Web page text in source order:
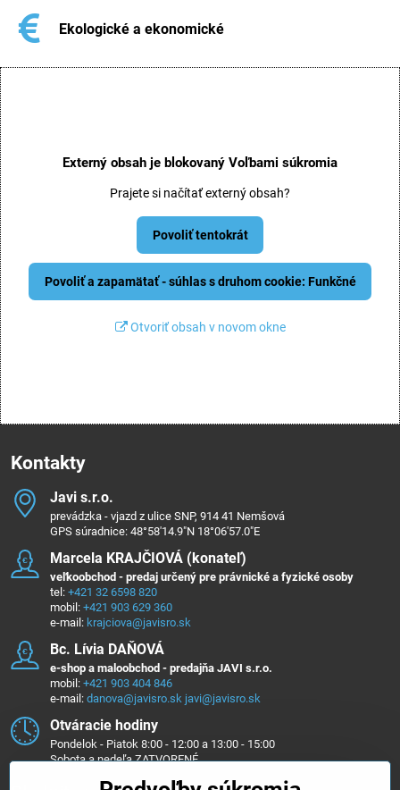
Ekologické a ekonomické
Externý obsah je blokovaný Voľbami súkromia
Prajete si načítať externý obsah?
Povoliť tentokrát
Povoliť a zapamätať - súhlas s druhom cookie: Funkčné
Otvoriť obsah v novom okne
Kontakty
Javi s​.r​.o​.
prevádzka - vjazd z ulice SNP, 914 41 Nemšová
GPS súradnice: 48°58'14.9"N 18°06'57.0"E
Marcela KRAJČIOVÁ (konateľ)
veľkoobchod - predaj určený pre právnické a fyzické osoby
tel: +421 32 6598 820
mobil: +421 903 629 360
e-mail: krajciova@javisro.sk
Bc​. Lívia DAŇOVÁ
e-shop a maloobchod - predajňa JAVI s.r.o.
mobil: +421 903 404 846
e-mail: danova@javisro.sk javi@javisro.sk
Otváracie hodiny
Pondelok - Piatok 8:00 - 12:00 a 13:00 - 15:00
Sobota a nedeľa ZATVORENÉ